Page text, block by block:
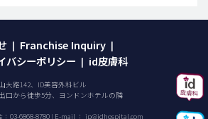
| Franchise Inquiry |
シーポリシー | id皮膚科
大路142、ID美容外科ビル
口から徒歩5分、ヨンドンホテルの隣
03-6868-8780 | E-mail ： jp@idhospital.com